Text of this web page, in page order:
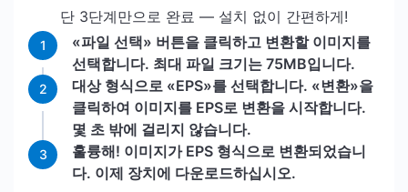
단 3단계만으로 완료 — 설치 없이 간편하게!
1
«파일 선택» 버튼을 클릭하고 변환할 이미지를
선택합니다. 최대 파일 크기는 75MB입니다.
2
대상 형식으로 «EPS»를 선택합니다. «변환»을
클릭하여 이미지를 EPS로 변환을 시작합니다.
몇 초 밖에 걸리지 않습니다.
3
훌륭해! 이미지가 EPS 형식으로 변환되었습니
다. 이제 장치에 다운로드하십시오.